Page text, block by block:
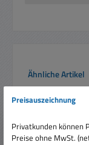
Produktgalerie
Ähnliche Artikel
Nur 8 auf
Preisauszeichnung
Privatkunden können
Preise ohne MwSt.